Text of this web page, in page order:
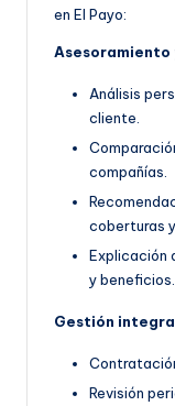
en El Payo:
Asesoramiento
Análisis
cliente.
compañías.
coberturas
Explicación
y beneficios.
Gestión
Revisión